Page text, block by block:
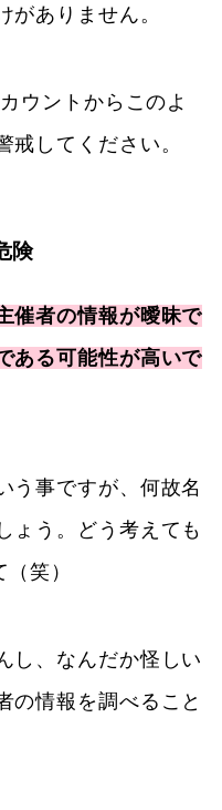
がありません。
ウントからこのよ
戒してください。
険
催者の情報が曖昧で
ある可能性が高いで
う事ですが、何故名
ょう。どう考えても
笑）
し、なんだか怪しい
の情報を調べること